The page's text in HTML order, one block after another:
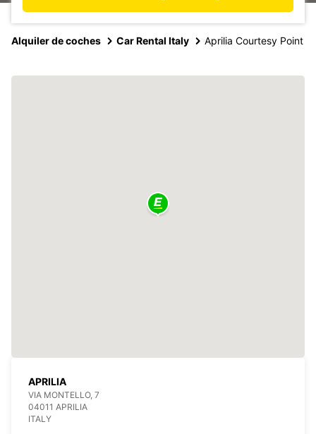
Alquiler de coches Car Rental Italy Aprilia Courtesy Point
APRILIA
VIA MONTELLO, 7
04011 APRILIA
ITALY